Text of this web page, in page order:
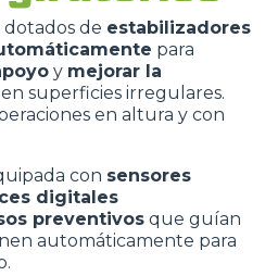
dotados de estabilizadores
para
y mejorar la
superficies irregulares.
en altura y con
con sensores
digitales
preventivos que guían
automáticamente para